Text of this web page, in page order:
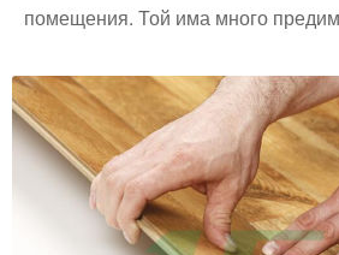
помещения. Той има много